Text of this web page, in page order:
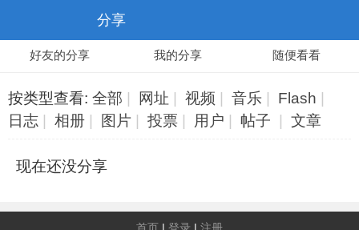
分享
好友的分享 我的分享 随便看看
按类型查看: 全部 网址 视频 音乐 Flash
日志
相册 图片 投票 用户 帖子 文章
现在还没分享